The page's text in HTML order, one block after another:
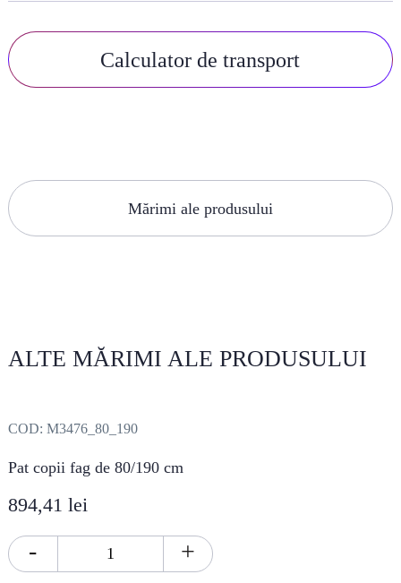
Calculator de transport
Mărimi ale produsului
ALTE MĂRIMI ALE PRODUSULUI
COD: M3476_80_190
Pat copii fag de 80/190 cm
894,41 lei
+
-